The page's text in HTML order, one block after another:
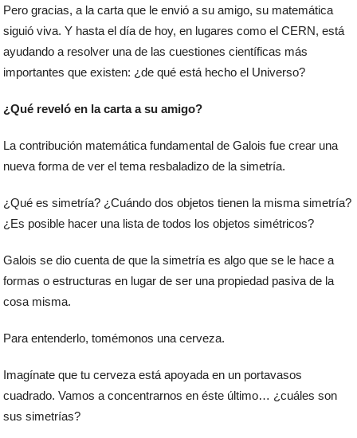
Pero gracias, a la carta que le envió a su amigo, su matemática
siguió viva. Y hasta el día de hoy, en lugares como el CERN, está
ayudando a resolver una de las cuestiones científicas más
importantes que existen: ¿de qué está hecho el Universo?
¿Qué reveló en la carta a su amigo?
La contribución matemática fundamental de Galois fue crear una
nueva forma de ver el tema resbaladizo de la simetría.
¿Qué es simetría? ¿Cuándo dos objetos tienen la misma simetría?
¿Es posible hacer una lista de todos los objetos simétricos?
Galois se dio cuenta de que la simetría es algo que se le hace a
formas o estructuras en lugar de ser una propiedad pasiva de la
cosa misma.
Para entenderlo, tomémonos una cerveza.
Imagínate que tu cerveza está apoyada en un portavasos
cuadrado. Vamos a concentrarnos en éste último… ¿cuáles son
sus simetrías?